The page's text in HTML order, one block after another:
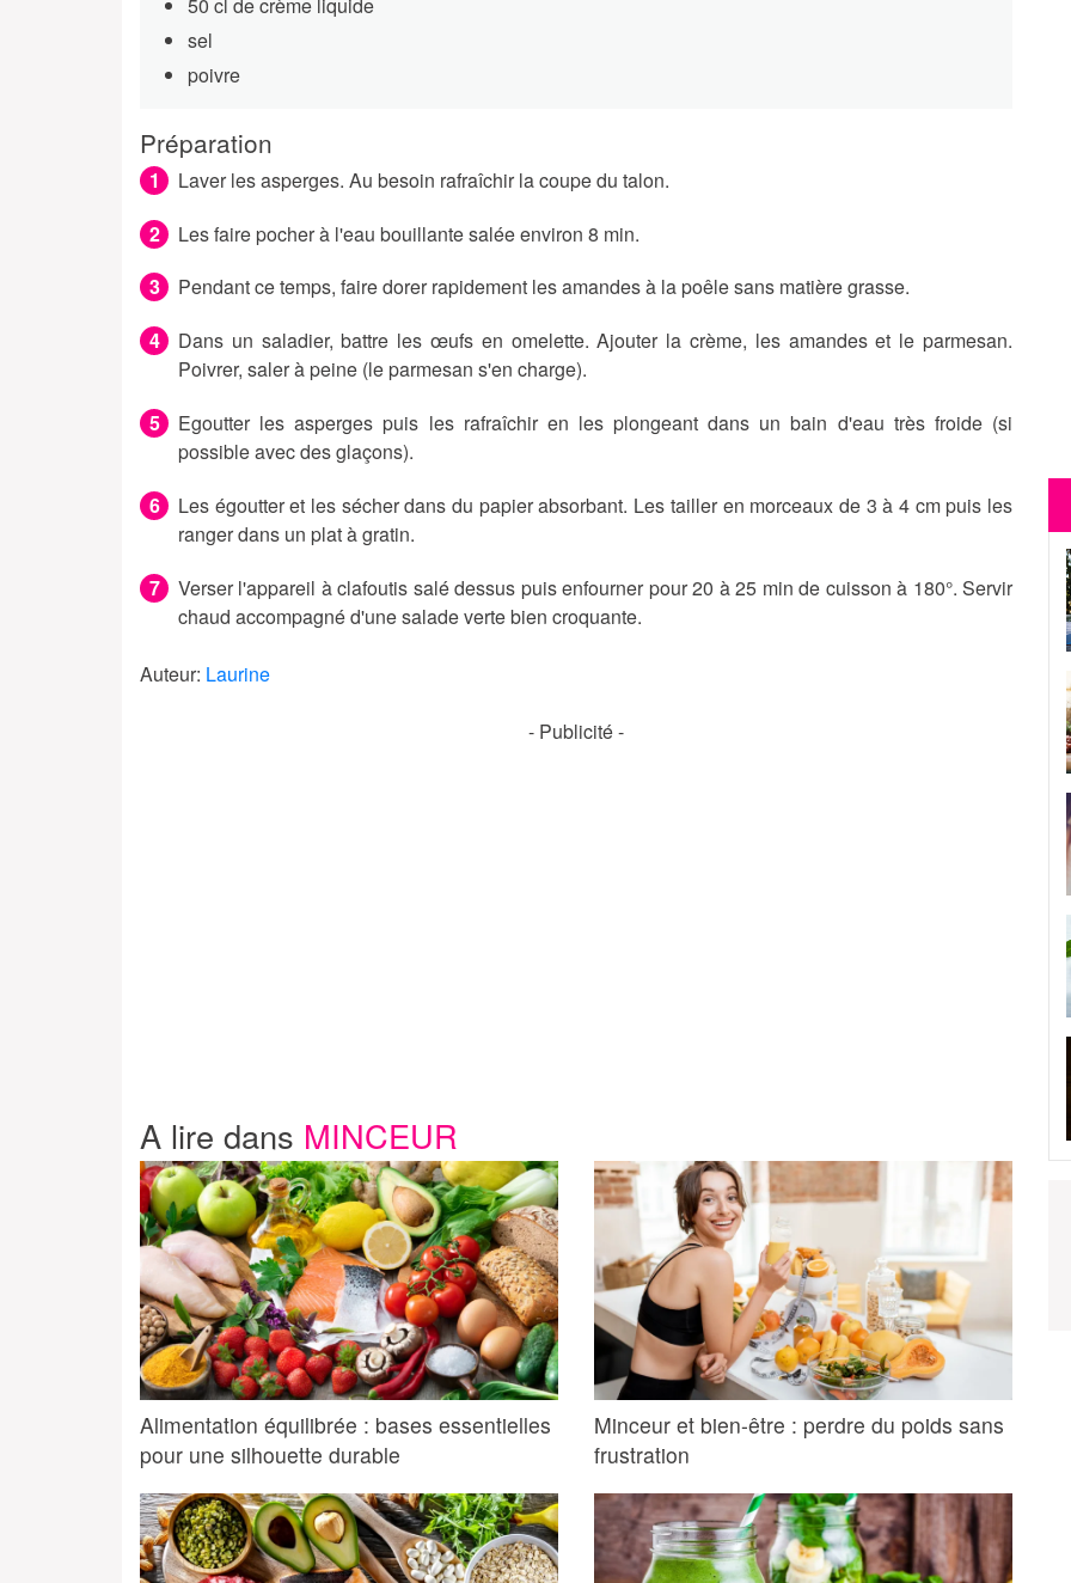
50 cl de crème liquide
sel
poivre
Préparation
Laver les asperges. Au besoin rafraîchir la coupe du talon.
Les faire pocher à l'eau bouillante salée environ 8 min.
Pendant ce temps, faire dorer rapidement les amandes à la poêle sans matière grasse.
Dans un saladier, battre les œufs en omelette. Ajouter la crème, les amandes et le parmesan.
Poivrer, saler à peine (le parmesan s'en charge).
Egoutter les asperges puis les rafraîchir en les plongeant dans un bain d'eau très froide (si
possible avec des glaçons).
Les égoutter et les sécher dans du papier absorbant. Les tailler en morceaux de 3 à 4 cm puis les
ranger dans un plat à gratin.
Verser l'appareil à clafoutis salé dessus puis enfourner pour 20 à 25 min de cuisson à 180°. Servir
chaud accompagné d'une salade verte bien croquante.
Auteur: Laurine
- Publicité -
A lire dans MINCEUR
Alimentation équilibrée : bases essentielles
pour une silhouette durable
Minceur et bien-être : perdre du poids sans
frustration